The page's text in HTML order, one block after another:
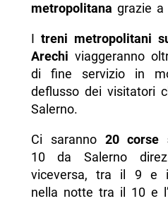
metropolitana grazie a
I treni metropolitani
Arechi viaggeranno
di fine servizio in
deflusso dei visitatori
Salerno.
Ci saranno 20 corse
10 da Salerno
viceversa, tra il 9 e
nella notte tra il 10 e